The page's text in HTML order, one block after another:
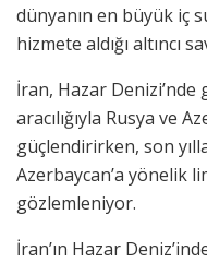
dünyanın en büyük iç
hizmete aldığı altıncı
İran, Hazar
aracılığıyla Rusya ve
güçlendirirken, son
Azerbaycan’a yönelik
gözlemleniyor.
İran’ın Hazar